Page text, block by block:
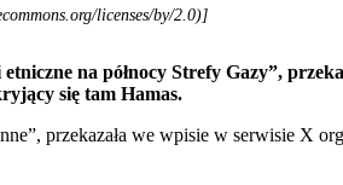
licenses/by/2.0)]
na północy Strefy Gazy”,
się tam Hamas.
przekazała we wpisie w serwisie X